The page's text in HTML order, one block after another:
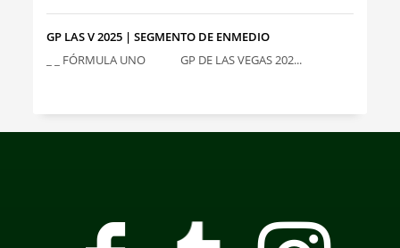
GP LAS V 2025 | SEGMENTO DE ENMEDIO
_ _ FÓRMULA UNO GP DE LAS VEGAS 202...